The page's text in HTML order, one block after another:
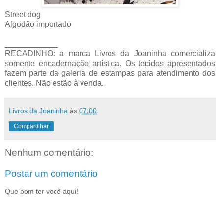
Street dog
Algodão importado
RECADINHO: a marca Livros da Joaninha comercializa
somente encadernação artística. Os tecidos apresentados
fazem parte da galeria de estampas para atendimento dos
clientes. Não estão à venda.
Livros da Joaninha às 07:00
Compartilhar
Nenhum comentário:
Postar um comentário
Que bom ter você aqui!